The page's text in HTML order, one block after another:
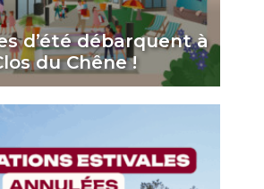
d’été débarquent à
du Chêne !